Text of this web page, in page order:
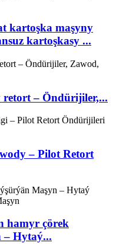
kartoşka maşyny
kartoşkasy ...
retort – Öndürijiler,...
– Pilot Retort
hamyr çörek
– Hytaý...